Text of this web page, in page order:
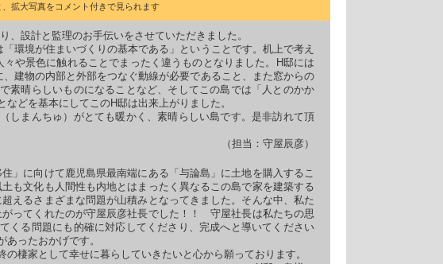
拡大写真をコメント付きで見られます
、設計と監理のお手伝いをさせていただきました。
環境が住まいづくりの基本である」ということです。机上で考え
や景色に触れることでまったく違うものとなりました。H邸には
建物の内部と外部をつなぐ動線が必要であること、また窓からの
素晴らしいものになることなど、そしてこの島では「人とのかか
どを基本にしてこのH邸は出来上がりました。
しまんちゅ）がとても暖かく、素晴らしい島です。是非訪れて頂
（担当：守屋辰彦）
」に向けて鹿児島県最南端にある「与論島」に土地を購入するこ
も文化も人間性も内地とはまったく異なるこの島で家を建築する
えるさまざまな問題が山積みとなってきました。そんな中、私た
ってくれたのが守屋辰彦社長でした！！ 守屋社長は私たちの思
くる問題にも的確に対応してくださり、完成へと導いてください
ったおかげです。
棲家として幸せに暮らしていきたいと心から願っております。